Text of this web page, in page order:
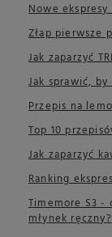
Nowe
Złap pierwsze
Jak zaparzyć
Jak sprawić,
Przepis na
Top 10
Jak zaparzyć
Ranking
Timemore S3 -
młynek ręczny?